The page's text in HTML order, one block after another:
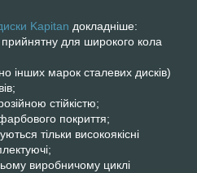
Kapitan докладніше:
для широкого кола
інших марок сталевих дисків)
стійкістю;
покриття;
тільки високоякісні
виробничому циклі